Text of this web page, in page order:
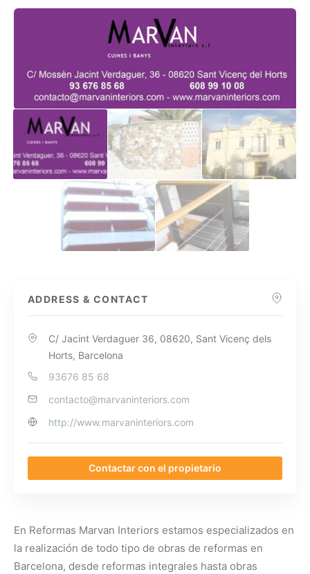
ADDRESS & CONTACT
C/ Jacint Verdaguer 36, 08620, Sant Vicenç dels
Horts, Barcelona
93676 85 68
contacto@marvaninteriors.com
http://www.marvaninteriors.com
Contactar con el propietario
En Reformas Marvan Interiors estamos especializados en
la realización de todo tipo de obras de reformas en
Barcelona, desde reformas integrales hasta obras